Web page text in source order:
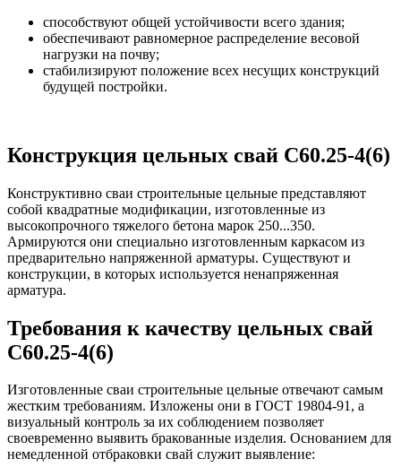
способствуют общей устойчивости всего здания;
обеспечивают равномерное распределение весовой
нагрузки на почву;
стабилизируют положение всех несущих конструкций
будущей постройки.
Конструкция цельных свай С60.25-4(6)
Конструктивно сваи строительные цельные представляют
собой квадратные модификации, изготовленные из
высокопрочного тяжелого бетона марок 250...350.
Армируются они специально изготовленным каркасом из
предварительно напряженной арматуры. Существуют и
конструкции, в которых используется ненапряженная
арматура.
Требования к качеству цельных свай
С60.25-4(6)
Изготовленные сваи строительные цельные отвечают самым
жестким требованиям. Изложены они в ГОСТ 19804-91, а
визуальный контроль за их соблюдением позволяет
своевременно выявить бракованные изделия. Основанием для
немедленной отбраковки свай служит выявление: